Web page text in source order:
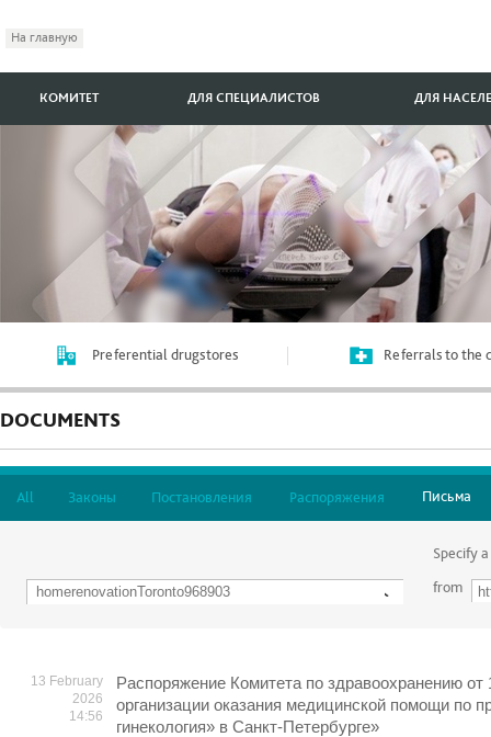
На главную
КОМИТЕТ ДЛЯ СПЕЦИАЛИСТОВ ДЛЯ
Preferential drugstores Referrals to the
DOCUMENTS
All Законы Постановления Распоряжения Письма
Specify
from
13 February
2026
14:56
Распоряжение Комитета по здравоохранению
организации оказания медицинской помощи по
гинекология» в Санкт-Петербурге»